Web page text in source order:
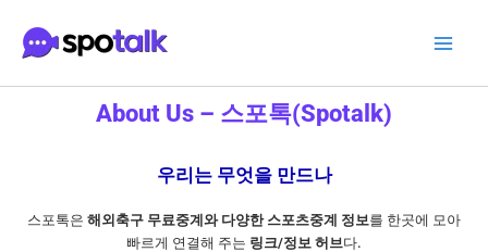
로
About Us – 스포톡(Spotalk)
우리는 무엇을 만드나
스포톡은 해외축구 무료중계와 다양한 스포츠중계 정보를 한곳에 모아
빠르게 연결해 주는 링크/정보 허브다.